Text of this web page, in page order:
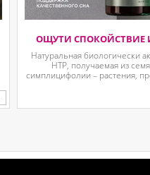
ОЩУТИ СПОКОЙСТВИЕ
Натуральная биологически
HTP, получаемая из
симплицифолии – растения,